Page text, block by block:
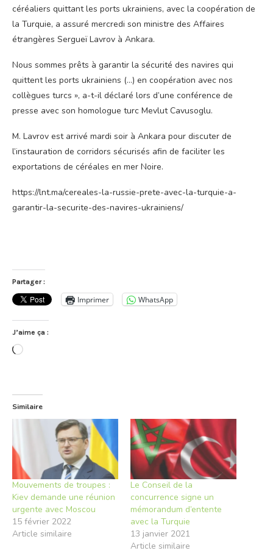
céréaliers quittant les ports ukrainiens, avec la coopération de
la Turquie, a assuré mercredi son ministre des Affaires
étrangères Sergueï Lavrov à Ankara.
Nous sommes prêts à garantir la sécurité des navires qui
quittent les ports ukrainiens (…) en coopération avec nos
collègues turcs », a-t-il déclaré lors d’une conférence de
presse avec son homologue turc Mevlut Cavusoglu.
M. Lavrov est arrivé mardi soir à Ankara pour discuter de
l’instauration de corridors sécurisés afin de faciliter les
exportations de céréales en mer Noire.
https://lnt.ma/cereales-la-russie-prete-avec-la-turquie-a-
garantir-la-securite-des-navires-ukrainiens/
Partager :
Imprimer WhatsApp
J’aime ça :
Chargement…
Similaire
Mouvements de troupes :
Kiev demande une réunion
urgente avec Moscou
15 février 2022
Article similaire
Le Conseil de la
concurrence signe un
mémorandum d’entente
avec la Turquie
13 janvier 2021
Article similaire